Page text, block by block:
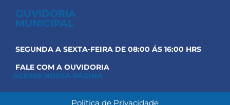
OUVIDORIA
MUNICIPAL
SEGUNDA A SEXTA-FEIRA DE 08:00 ÁS 16:00 HRS
FALE COM A OUVIDORIA
ACESSE NOSSA PÁGINA
Política de Privacidade